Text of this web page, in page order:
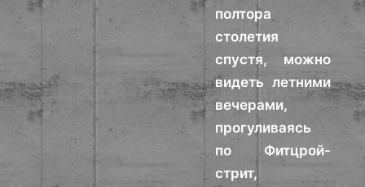
полтора
столетия
спустя, можно
видеть летними
вечерами,
прогуливаясь
по Фитцрой-
стрит,